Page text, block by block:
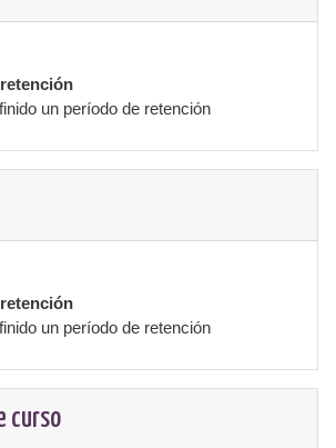
un período de retención
un período de retención
curso